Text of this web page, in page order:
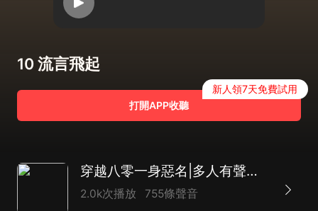
10 流言飛起
打開APP收聽
新人領7天免費試用
穿越八零一身惡名|多人有聲劇精品|學霸逆襲
2.0k次播放 755條聲音